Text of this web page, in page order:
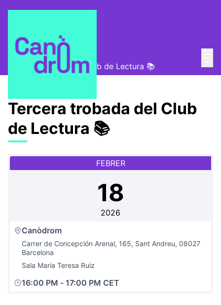
Convocatòries
Tercera trobada del Club de Lectura 📚
Tercera trobada del Club
de Lectura 📚
FEBRER
18
2026
Canòdrom
Carrer de Concepción Arenal, 165, Sant Andreu, 08027
Barcelona
Sala Maria Teresa Ruiz
16:00 PM - 17:00 PM CET